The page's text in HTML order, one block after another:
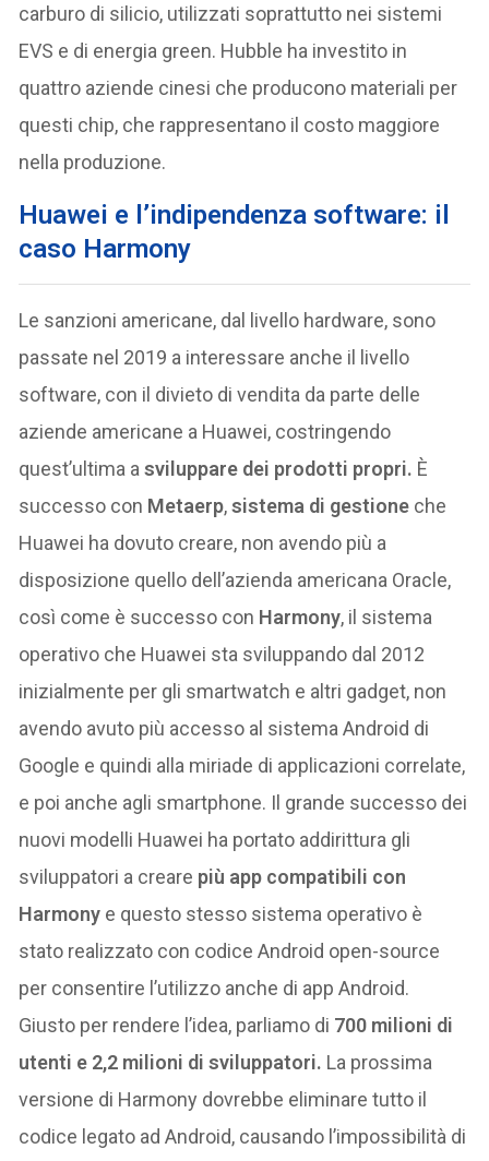
carburo di silicio, utilizzati soprattutto nei sistemi
EVS e di energia green. Hubble ha investito in
quattro aziende cinesi che producono materiali per
questi chip, che rappresentano il costo maggiore
nella produzione.
Huawei e l’indipendenza software: il
caso Harmony
Le sanzioni americane, dal livello hardware, sono
passate nel 2019 a interessare anche il livello
software, con il divieto di vendita da parte delle
aziende americane a Huawei, costringendo
quest’ultima asviluppare dei prodotti propri. È
successo con Metaerp,sistema di gestione che
Huawei ha dovuto creare, non avendo più a
disposizione quello dell’azienda americana Oracle,
così come è successo con Harmony, il sistema
operativo che Huawei sta sviluppando dal 2012
inizialmente per gli smartwatch e altri gadget, non
avendo avuto più accesso al sistema Android di
Google e quindi alla miriade di applicazioni correlate,
e poi anche agli smartphone. Il grande successo dei
nuovi modelli Huawei ha portato addirittura gli
sviluppatori a creare più app compatibili con
Harmony e questo stesso sistema operativo è
stato realizzato con codice Android open-source
per consentire l’utilizzo anche di app Android.
Giusto per rendere l’idea, parliamo di 700 milioni di
utenti e 2,2 milioni di sviluppatori. La prossima
versione di Harmony dovrebbe eliminare tutto il
codice legato ad Android, causando l’impossibilità di